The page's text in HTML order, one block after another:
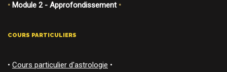
• Module 2 - Approfondissement•
COURS PARTICULIERS
• Cours particulier d'astrologie •